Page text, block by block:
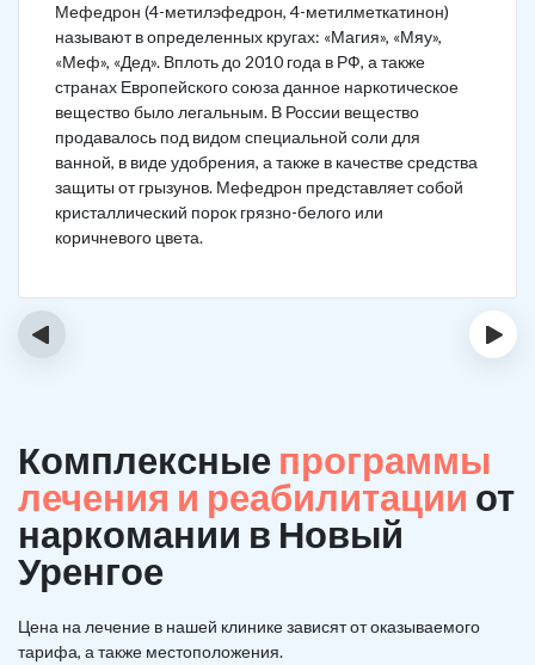
Мефедрон (4-метилэфедрон, 4-метилметкатинон)
называют в определенных кругах: «Магия», «Мяу»,
«Меф», «Дед». Вплоть до 2010 года в РФ, а также
странах Европейского союза данное наркотическое
вещество было легальным. В России вещество
продавалось под видом специальной соли для
ванной, в виде удобрения, а также в качестве средства
защиты от грызунов. Мефедрон представляет собой
кристаллический порок грязно-белого или
коричневого цвета.
‹ ›
Комплексные программы
лечения и реабилитации от
наркомании в Новый
Уренгое
Цена на лечение в нашей клинике зависят от оказываемого
тарифа, а также местоположения.